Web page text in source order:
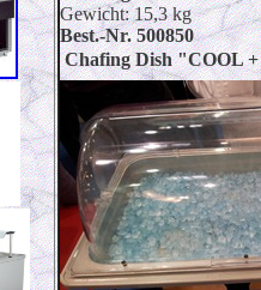
Gewicht: 15,3 kg
Best.-Nr. 500850
Chafing Dish "COOL